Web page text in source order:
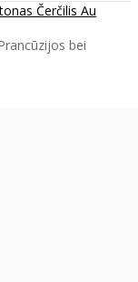
Čerčilis Au
bei